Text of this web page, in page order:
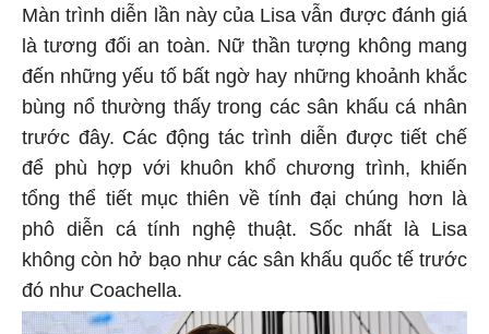
Màn trình diễn lần này của Lisa vẫn được đánh giá
là tương đối an toàn. Nữ thần tượng không mang
đến những yếu tố bất ngờ hay những khoảnh khắc
bùng nổ thường thấy trong các sân khấu cá nhân
trước đây. Các động tác trình diễn được tiết chế
để phù hợp với khuôn khổ chương trình, khiến
tổng thể tiết mục thiên về tính đại chúng hơn là
phô diễn cá tính nghệ thuật. Sốc nhất là Lisa
không còn hở bạo như các sân khấu quốc tế trước
đó như Coachella.